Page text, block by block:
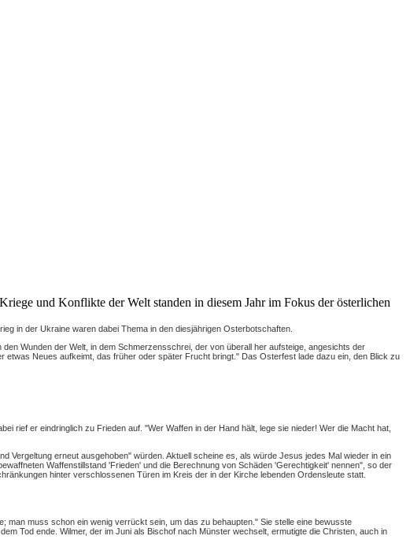
und Konflikte der Welt standen in diesem Jahr im Fokus der österlichen
in der Ukraine waren dabei Thema in den diesjährigen Osterbotschaften.
Wunden der Welt, in dem Schmerzensschrei, der von überall her aufsteige, angesichts der
Neues aufkeimt, das früher oder später Frucht bringt." Das Osterfest lade dazu ein, den Blick zu
rief er eindringlich zu Frieden auf. "Wer Waffen in der Hand hält, lege sie nieder! Wer die Macht hat,
Vergeltung erneut ausgehoben" würden. Aktuell scheine es, als würde Jesus jedes Mal wieder in ein
Waffenstillstand 'Frieden' und die Berechnung von Schäden 'Gerechtigkeit' nennen", so der
hinter verschlossenen Türen im Kreis der in der Kirche lebenden Ordensleute statt.
man muss schon ein wenig verrückt sein, um das zu behaupten." Sie stelle eine bewusste
Tod ende. Wilmer, der im Juni als Bischof nach Münster wechselt, ermutigte die Christen, auch in